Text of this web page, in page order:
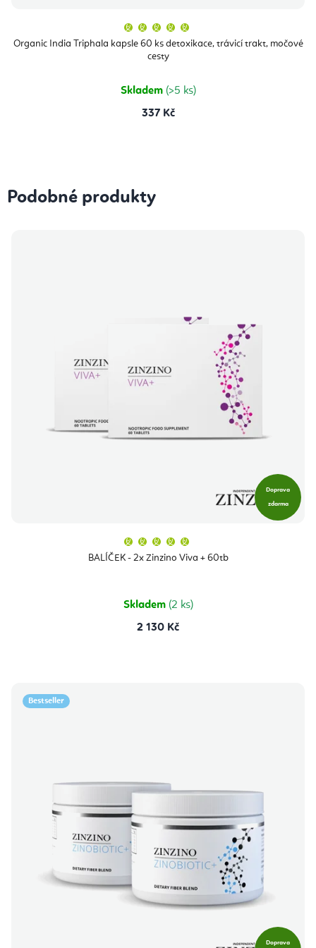
Organic India Triphala kapsle 60 ks detoxikace, trávicí trakt, močové
cesty
produktu
je
hvězdiček.
Skladem (>5 ks)
337 Kč
Podobné produkty
Doprava
zdarma
BALÍČEK - 2x Zinzino Viva + 60tb
produktu
je
hvězdiček.
Skladem (2 ks)
2 130 Kč
Bestseller
Doprava